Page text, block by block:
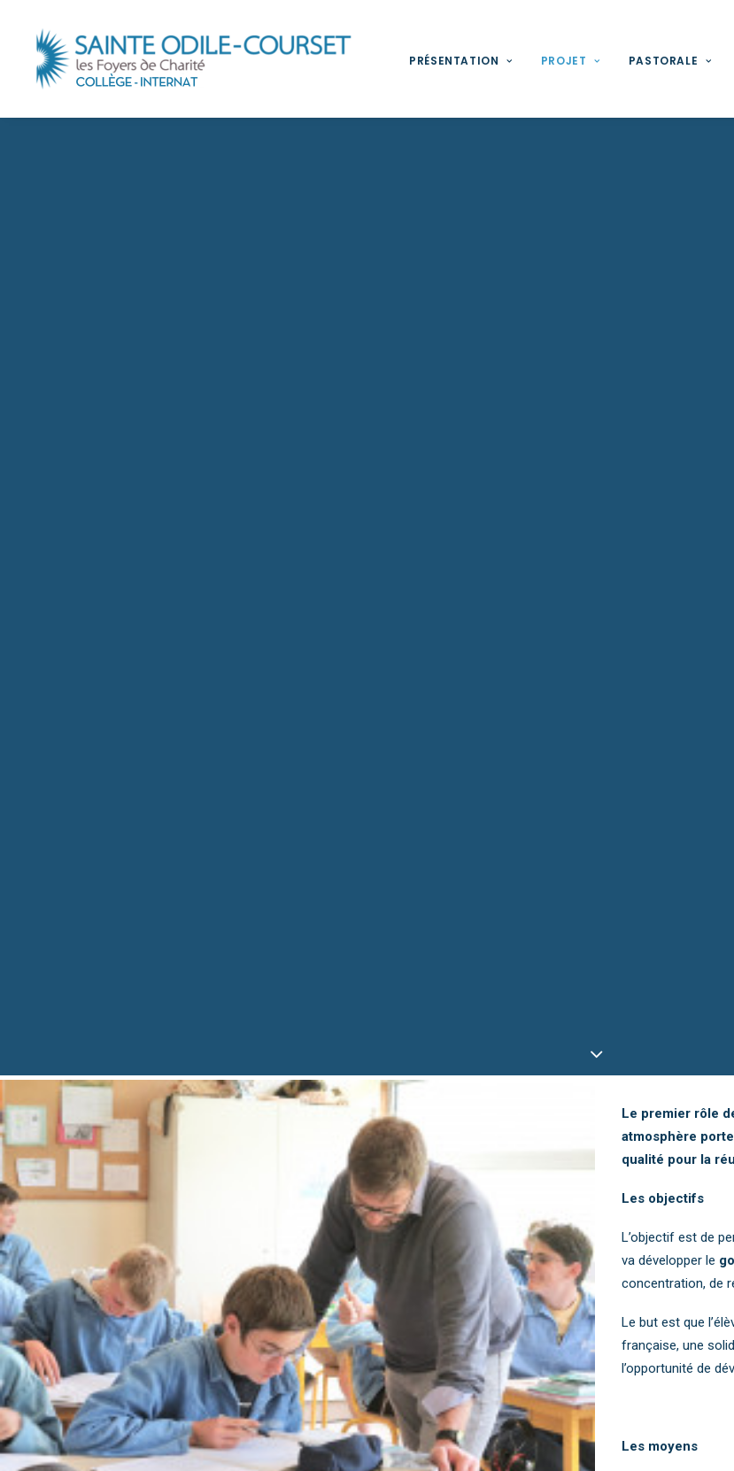
PRÉSENTATION PROJET PASTORALE
Le premier rôle
atmosphère
qualité pour la
Les objectifs
L’objectif est de
va développer le
concentration, de
Le but est que
française, une
l’opportunité de
Les moyens